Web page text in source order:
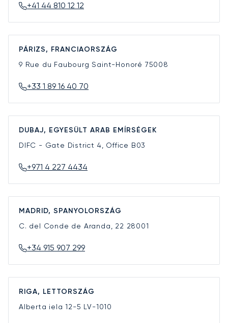
+41 44 810 12 12
PÁRIZS, FRANCIAORSZÁG
9 Rue du Faubourg Saint-Honoré 75008
+33 1 89 16 40 70
DUBAJ, EGYESÜLT ARAB EMÍRSÉGEK
DIFC - Gate District 4, Office B03
+971 4 227 4434
MADRID, SPANYOLORSZÁG
C. del Conde de Aranda, 22 28001
+34 915 907 299
RIGA, LETTORSZÁG
Alberta iela 12-5 LV-1010